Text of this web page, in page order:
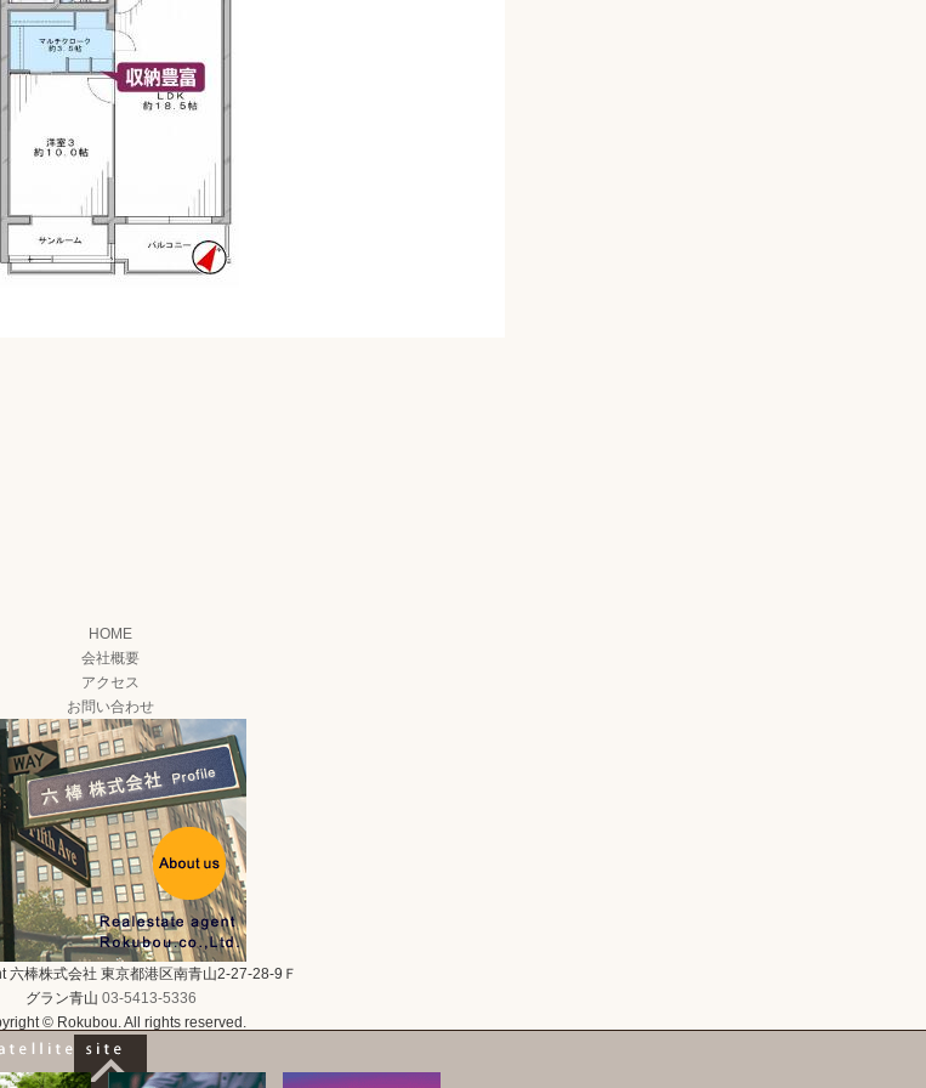
HOME
会社概要
アクセス
お問い合わせ
六棒株式会社 東京都港区南青山2-27-28-9Ｆ
グラン青山 03-5413-5336
© Rokubou. All rights reserved.